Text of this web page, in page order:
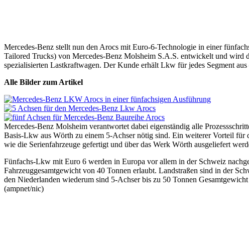
Mercedes-Benz stellt nun den Arocs mit Euro-6-Technologie in einer
Tailored Trucks) von Mercedes-Benz Molsheim S.A.S. entwickelt und
spezialisierten Lastkraftwagen. Der Kunde erhält Lkw für jedes Segment
Alle Bilder zum Artikel
Mercedes-Benz Molsheim verantwortet dabei eigenständig alle
Basis-Lkw aus Wörth zu einem 5-Achser nötig sind. Ein weiterer Vorteil
wie die Serienfahrzeuge gefertigt und über das Werk Wörth ausgeliefert
Fünfachs-Lkw mit Euro 6 werden in Europa vor allem in der Schweiz
Fahrzeuggesamtgewicht von 40 Tonnen erlaubt. Landstraßen sind in der
den Niederlanden wiederum sind 5-Achser bis zu 50 Tonnen
(ampnet/nic)